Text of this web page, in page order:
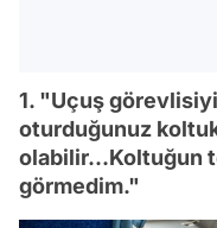
1. "Uçuş
oturduğunuz
olabilir...Koltuğun
görmedim."